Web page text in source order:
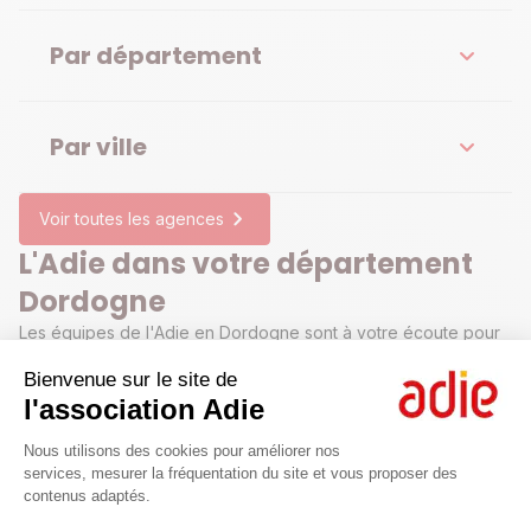
Bienvenue sur le site de
l'association Adie
Plateforme de Gestion du
Nous utilisons des cookies pour améliorer nos
services, mesurer la fréquentation du site et vous proposer des
contenus adaptés.
Par département
Par ville
Voir toutes les agences
L'Adie dans votre département
Dordogne
Les équipes de l'Adie en Dordogne sont à votre écoute pour
appui pour votre business plan, conseils juridiques :
contactez-nous pour prendre rendez-vous dans l'une de nos